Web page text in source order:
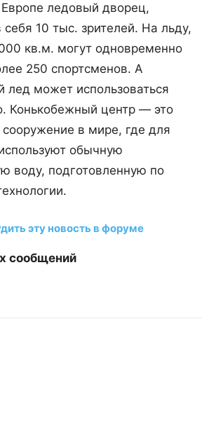
ледовый дворец,
10 тыс. зрителей. На льду,
кв.м. могут одновременно
250 спортсменов. А
лед может использоваться
Конькобежный центр — это
сооружение в мире, где для
обычную
воду, подготовленную по
эту новость в форуме
сообщений